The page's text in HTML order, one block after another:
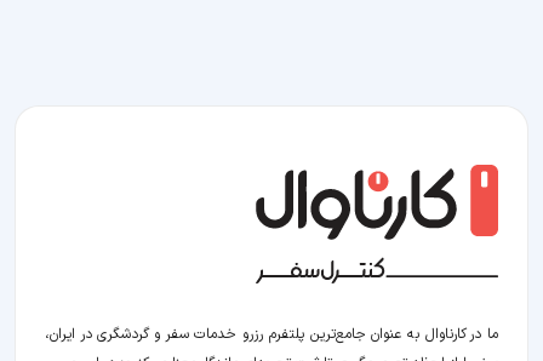
ما در کارناوال به عنوان جامع‌ترین پلتفرم رزرو خدمات سفر و گردشگری در ایران،